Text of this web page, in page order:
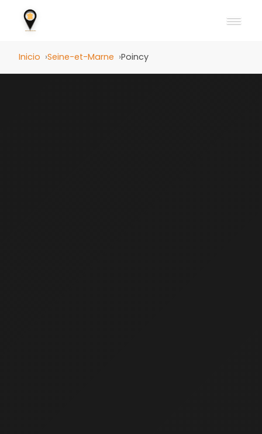
Inicio Seine-et-Marne Poincy